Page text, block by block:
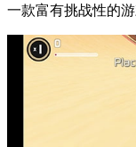
一款富有挑战性的